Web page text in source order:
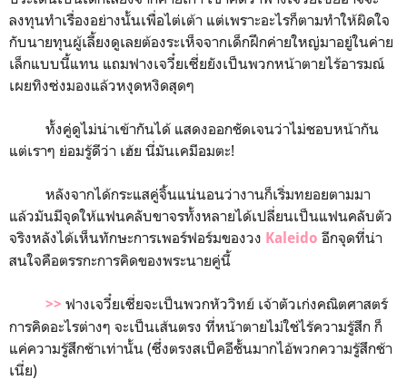
ลงทุนทำเรื่องอย่างนั้นเพื่อไต่เต้า แต่เพราะอะไรก็ตามทำให้ผิดใจ
กับนายทุนผู้เลี้ยงดูเลยต้องระเห็จจากเด็กฝึกค่ายใหญ่มาอยู่ในค่าย
เล็กแบบนี้แทน แถมฟางเจวี๋ยเซี่ยยังเป็นพวกหน้าตายไร้อารมณ์
เผยทิงซ่งมองแล้วหงุดหงิดสุดๆ
ทั้งคู่ดูไม่น่าเข้ากันได้ แสดงออกชัดเจนว่าไม่ชอบหน้ากัน
แต่เราๆ ย่อมรู้ดีว่า เฮ้ย นี่มันเคมีอมตะ!
หลังจากได้กระแสคู่จิ้นแน่นอนว่างานก็เริ่มทยอยตามมา
แล้วมันมีจุดให้แฟนคลับขาจรทั้งหลายได้เปลี่ยนเป็นแฟนคลับตัว
จริงหลังได้เห็นทักษะการเพอร์ฟอร์มของวง Kaleido อีกจุดที่น่า
สนใจคือตรรกะการคิดของพระนายคู่นี้
>> ฟางเจวี๋ยเซี่ยจะเป็นพวกหัววิทย์ เจ้าตัวเก่งคณิตศาสตร์
การคิดอะไรต่างๆ จะเป็นเส้นตรง ที่หน้าตายไม่ใช่ไร้ความรู้สึก ก็
แค่ความรู้สึกช้าเท่านั้น (ซึ่งตรงสเป็คอีชั้นมากไอ้พวกความรู้สึกช้า
เนี่ย)